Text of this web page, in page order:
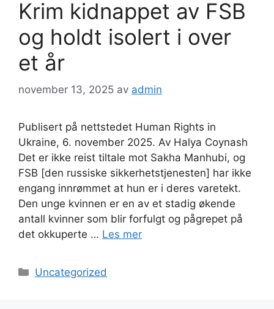
Krim kidnappet av FSB
og holdt isolert i over
et år
november 13, 2025 av admin
Publisert på nettstedet Human Rights in
Ukraine, 6. november 2025. Av Halya Coynash
Det er ikke reist tiltale mot Sakha Manhubi, og
FSB [den russiske sikkerhetstjenesten] har ikke
engang innrømmet at hun er i deres varetekt.
Den unge kvinnen er en av et stadig økende
antall kvinner som blir forfulgt og pågrepet på
det okkuperte … Les mer
Kategorier
Uncategorized